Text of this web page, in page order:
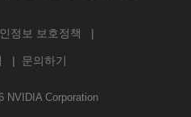
정보 보호정책
문의하기
NVIDIA Corporation